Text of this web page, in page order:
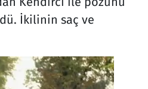
İkilinin saç ve